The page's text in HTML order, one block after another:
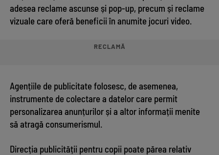
adesea reclame ascunse și pop-up, precum și reclame
vizuale care oferă beneficii în anumite jocuri video.
RECLAMĂ
Agențiile de publicitate folosesc, de asemenea,
instrumente de colectare a datelor care permit
personalizarea anunțurilor și a altor informații menite
să atragă consumerismul.
Direcția publicității pentru copii poate părea relativ